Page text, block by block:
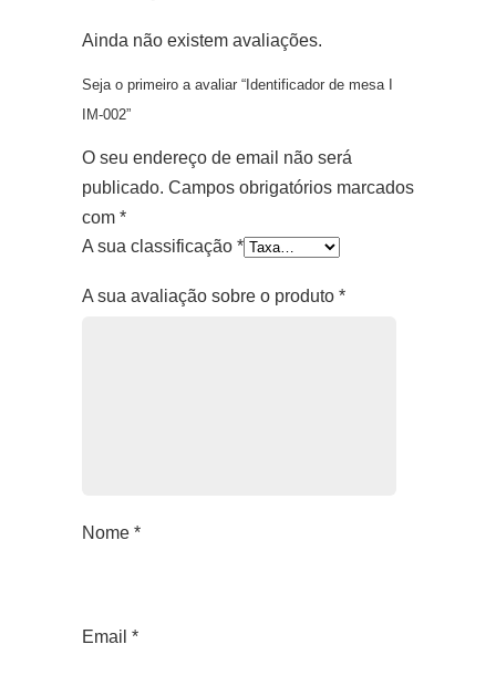
Ainda não existem avaliações.
Seja o primeiro a avaliar “Identificador de mesa I
IM-002”
O seu endereço de email não será
publicado. Campos obrigatórios marcados
com *
A sua classificação *
A sua avaliação sobre o produto *
Nome *
Email *